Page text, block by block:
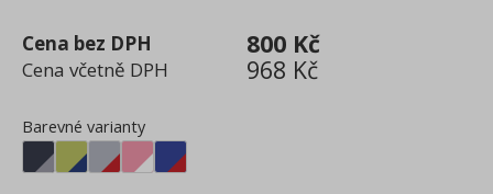
Cena bez DPH 800 Kč
Cena včetně DPH 968 Kč
Barevné varianty